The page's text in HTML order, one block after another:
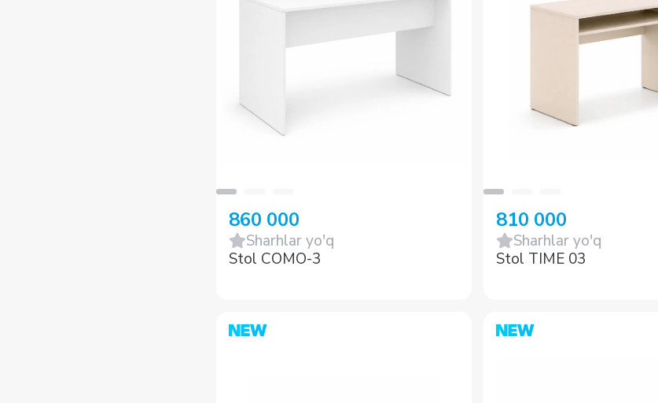
860 000
Sharhlar yo'q
Stol COMO-3
810 000
Sharhlar yo'q
Stol TIME 03